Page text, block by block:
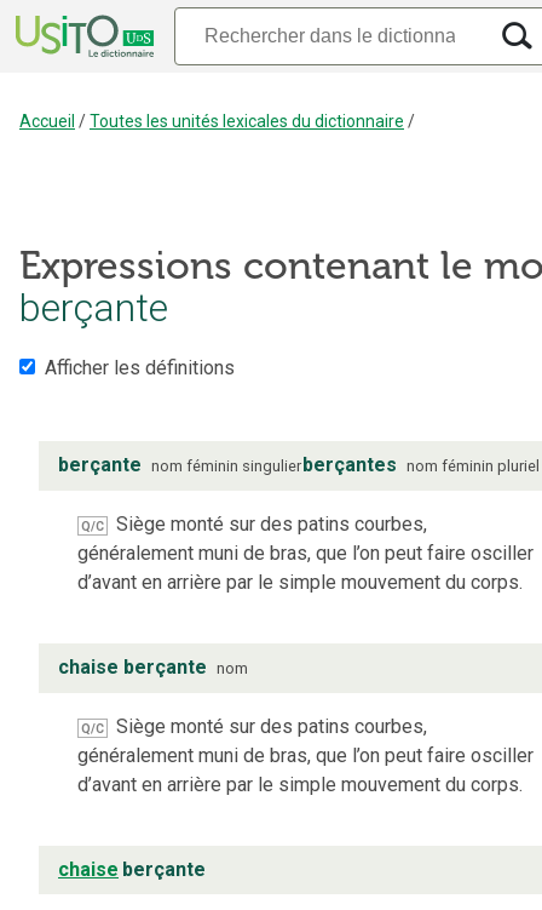
Accueil /Toutes les unités lexicales du dictionnaire /
Expressions contenant le
berçante
Afficher les définitions
berçante nom féminin singulierberçantes nom féminin pluriel
Q/C
Siège monté sur des patins courbes,
généralement muni de bras, que l’on peut faire osciller
d’avant en arrière par le simple mouvement du corps.
chaise berçante nom
Q/C
Siège monté sur des patins courbes,
généralement muni de bras, que l’on peut faire osciller
d’avant en arrière par le simple mouvement du corps.
chaise berçante